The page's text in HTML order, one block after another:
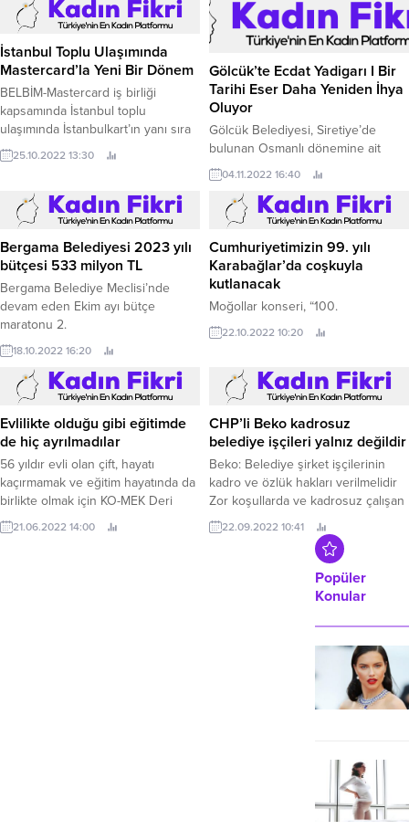
İstanbul Toplu Ulaşımında
Mastercard’la Yeni Bir Dönem
BELBİM-Mastercard iş birliği
kapsamında İstanbul toplu
ulaşımında İstanbulkart’ın yanı sıra
yurt içi ve yurt dışı temassız kredi,
banka ve ön ödemeli kartlarla da
25.10.2022 13:30
Gölcük’te Ecdat Yadigarı I Bir
Tarihi Eser Daha Yeniden İhya
Oluyor
Gölcük Belediyesi, Siretiye’de
bulunan Osmanlı dönemine ait
tarihi kitabesi günümüze ulaşan
çeşmeyi gün yüzüne çıkartıyor.
04.11.2022 16:40
Bergama Belediyesi 2023 yılı
bütçesi 533 milyon TL
Bergama Belediye Meclisi’nde
devam eden Ekim ayı bütçe
maratonu 2.
18.10.2022 16:20
Cumhuriyetimizin 99. yılı
Karabağlar’da coşkuyla
kutlanacak
Moğollar konseri, “100.
22.10.2022 10:20
Evlilikte olduğu gibi eğitimde
de hiç ayrılmadılar
56 yıldır evli olan çift, hayatı
kaçırmamak ve eğitim hayatında da
birlikte olmak için KO-MEK Deri
Yapımı kursuna geliyor Kurulduğu
günden itibaren birçok vatandaşın
21.06.2022 14:00
CHP’li Beko kadrosuz
belediye işçileri yalnız değildir
Beko: Belediye şirket işçilerinin
kadro ve özlük hakları verilmelidir
Zor koşullarda ve kadrosuz çalışan
belediye şirket işçilerinin zorunlu
emekli edildiklerini, asgari ücretten
maaş aldıklarını ve kamu işçilerine
verilen ikramiyeden
yararlanamadıklarını söyleyen
denilerek, bütün hakları ellerinden
alınan belediye emekçilerinin
22.09.2022 10:41
Popüler
Konular